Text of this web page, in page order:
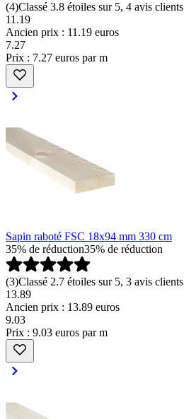
(4)Classé 3.8 étoiles sur 5, 4 avis clients
11.19
Ancien prix : 11.19 euros
7.27
Prix : 7.27 euros par m
Sapin raboté FSC 18x94 mm 330 cm
35% de réduction35% de réduction
(3)Classé 2.7 étoiles sur 5, 3 avis clients
13.89
Ancien prix : 13.89 euros
9.03
Prix : 9.03 euros par m